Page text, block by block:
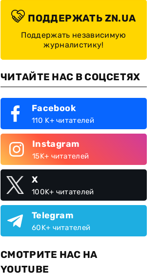
ПОДДЕРЖАТЬ ZN.UA
Поддержать независимую
журналистику!
ЧИТАЙТЕ НАС В СОЦСЕТЯХ
Facebook
110 K+ читателей
Instagram
15K+ читателей
X
100K+ читателей
Telegram
60K+ читателей
СМОТРИТЕ НАС НА
YOUTUBE